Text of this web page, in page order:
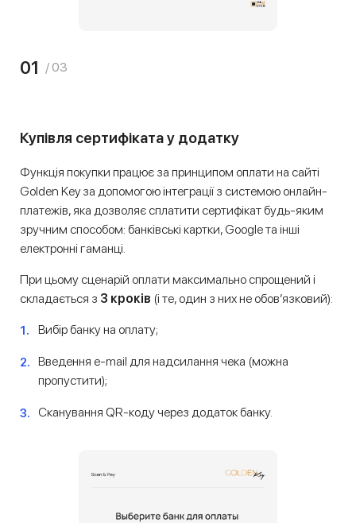
01 / 03
Купівля сертифіката у додатку
Функція покупки працює за принципом оплати на сайті
Golden Key за допомогою інтеграції з системою онлайн-
платежів, яка дозволяє сплатити сертифікат будь-яким
зручним способом: банківські картки, Google та інші
електронні гаманці.
При цьому сценарій оплати максимально спрощений і
складається з 3 кроків (і те, один з них не обов’язковий):
Вибір банку на оплату;
Введення e-mail для надсилання чека (можна
пропустити);
Сканування QR-коду через додаток банку.